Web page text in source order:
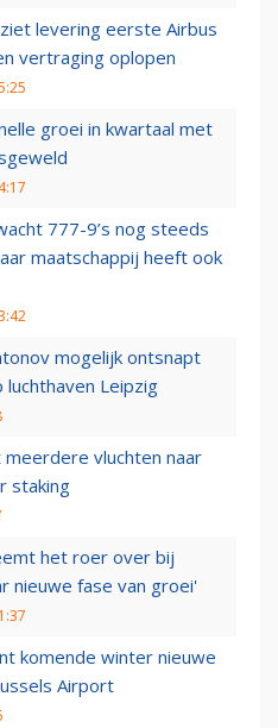
levering eerste Airbus
vertraging oplopen
groei in kwartaal met
777-9’s nog steeds
maatschappij heeft ook
mogelijk ontsnapt
luchthaven Leipzig
meerdere vluchten naar
staking
het roer over bij
nieuwe fase van groei'
komende winter nieuwe
Airport